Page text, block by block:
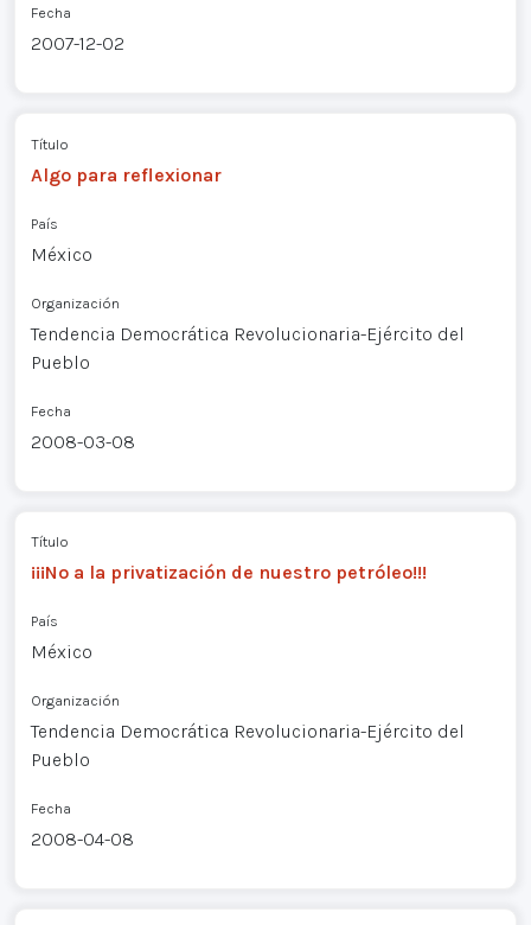
Fecha
2007-12-02
Título
Algo para reflexionar
País
México
Organización
Tendencia Democrática Revolucionaria-Ejército del
Pueblo
Fecha
2008-03-08
Título
¡¡¡No a la privatización de nuestro petróleo!!!
País
México
Organización
Tendencia Democrática Revolucionaria-Ejército del
Pueblo
Fecha
2008-04-08